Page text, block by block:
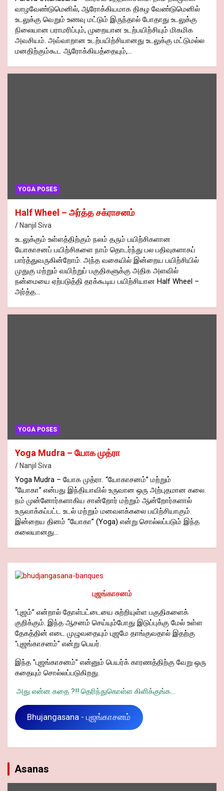
வாழவேண்டுமெனில், ஆரோக்கியமாக திகழ வேண்டுமெனில்
உடலுக்கு வெறும் உணவு மட்டும் இருந்தால் போதாது உடலுக்கு
நிலையான பராமரிப்பும், முறையான உடற்பயிற்சியும் மிகமிக
அவசியம். அவ்வாறான உடற்பயிற்சியானது உடலுக்கு மட்டுமல்ல
மனதிற்கும்கூட ஆரோக்கியத்தையும்,…
YOGA POSES
Half Wheel – அர்த்த சக்ராசனம்
Nanjil Siva
உடலுக்கும் உள்ளத்திற்கும் நலம் தரும் பயிற்சிகளான
யோகாசனப் பயிற்சிகளை நாம் தொடர்ந்து பல பதிவுகளாகப்
பார்த்துவருகின்றோம். அந்த வகையில் இன்றைய பயிற்சியில்
முதுகு மற்றும் வயிற்றுப் பகுதிகளுக்கு அதிக அளவில்
நன்மையை ஏற்படுத்தி தரக்கூடிய பயிற்சியான Half Wheel –
அர்த்த…
YOGA POSES
Yoga Mudra – யோக முத்ரா
Nanjil Siva
Yoga Mudra – யோக முத்ரா. “யோகாசனம்” மற்றும்
“யோகா” என்பது இந்தியாவில் உருவான ஒரு அற்புதமான கலை.
நம் முன்னோர்களாகிய சான்றோர் மற்றும் ஆன்றோர்களால்
உருவாக்கப்பட்ட உடல் மற்றும் மனவளக்கலை பயிற்சியாகும்.
இன்றைய தினம் “யோகா” (Yoga) என்று சொல்லப்படும் இந்த
கலையானது…
புஜங்காசனம்
“புஜம்” என்றால் தோள்பட்டையை சுற்றியுள்ள பகுதிகளைக்
குறிக்கும். இந்த ஆசனம் செய்யும்போது இடுப்புக்கு மேல் உள்ள
தேகத்தின் எடை முழுவதையும் புஜமே தாங்குவதால் இதற்கு
"புஜங்காசனம்" என்று பெயர்.
இந்த "புஜங்காசனம்" என்னும் பெயர்க் காரணத்திற்கு வேறு ஒரு
கதையும் சொல்லப்படுகிறது.
அது என்ன கதை ?!! தெரிந்துகொள்ள கிளிக்குங்க...
Bhujangasana - புஜங்காசனம்
Asanas